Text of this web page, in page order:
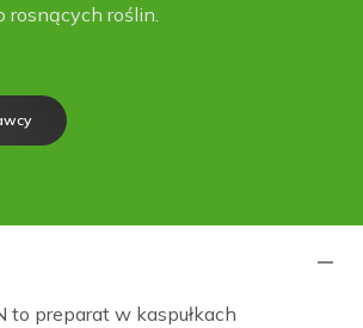
rosnących roślin.
to preparat w kaspułkach